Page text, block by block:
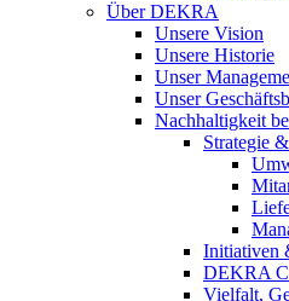
Über DEKRA
Unsere Vision
Unsere Historie
Unser
Unser
Nachhaltigkeit
Strategie
Initiativen
DEKRA
Vielfalt,